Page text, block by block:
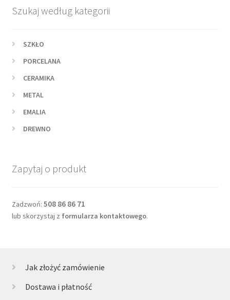
Szukaj według kategorii
SZKŁO
PORCELANA
CERAMIKA
METAL
EMALIA
DREWNO
Zapytaj o produkt
Zadzwoń: 508 86 86 71
lub skorzystaj z formularza kontaktowego.
Jak złożyć zamówienie
Dostawa i płatność